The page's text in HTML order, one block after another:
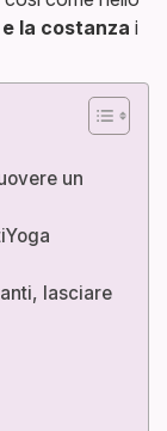
la costanza i
un
lasciare